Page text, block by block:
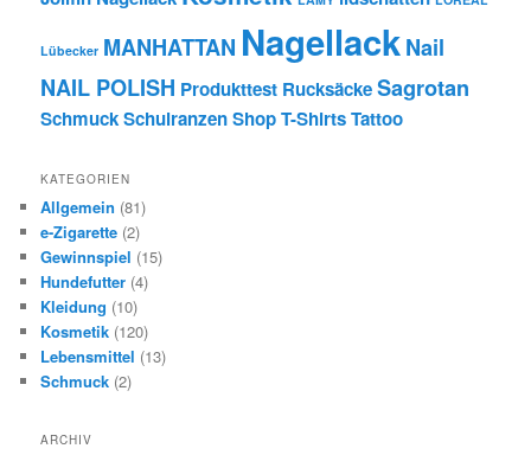
Lübecker MANHATTAN NagellackNail
NAIL POLISH Produkttest RucksäckeSagrotan
SchmuckSchulranzenShopT-ShirtsTattoo
KATEGORIEN
Allgemein (81)
e-Zigarette (2)
Gewinnspiel (15)
Hundefutter (4)
Kleidung (10)
Kosmetik (120)
Lebensmittel (13)
Schmuck (2)
ARCHIV